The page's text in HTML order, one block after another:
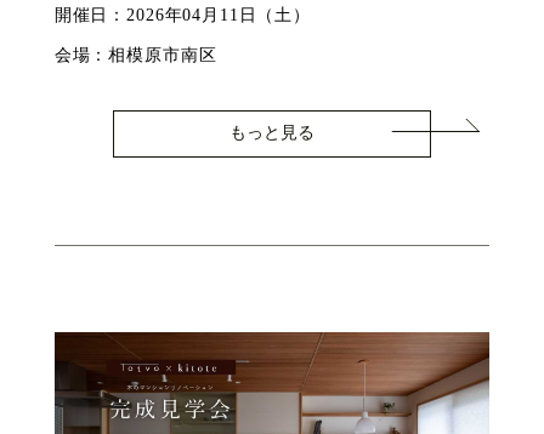
開催日：2026年04月11日（土）
会場：相模原市南区
もっと見る